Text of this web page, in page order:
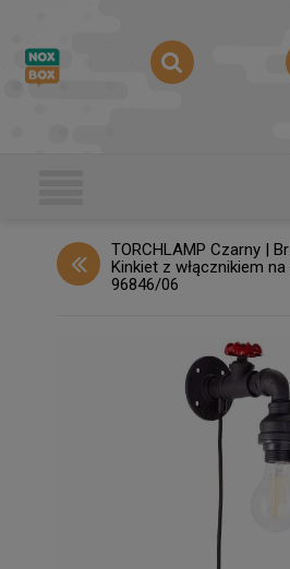
TORCHLAMP Czarny |
Kinkiet z włącznikiem
96846/06